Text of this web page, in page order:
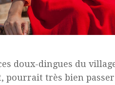
doux-dingues du
pourrait très bien